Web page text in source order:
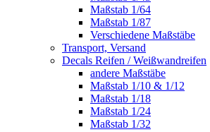
Maßstab 1/64
Maßstab 1/87
Verschiedene Maßstäbe
Transport, Versand
Decals Reifen / Weißwandreifen
andere Maßstäbe
Maßstab 1/10 & 1/12
Maßstab 1/18
Maßstab 1/24
Maßstab 1/32